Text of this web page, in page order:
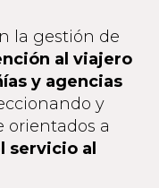
la gestión de
al viajero
y agencias
y
orientados a
servicio al